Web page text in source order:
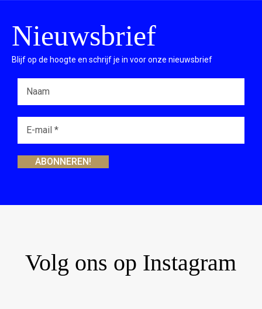
Nieuwsbrief
Blijf op de hoogte en schrijf je in voor onze nieuwsbrief
Volg ons op Instagram